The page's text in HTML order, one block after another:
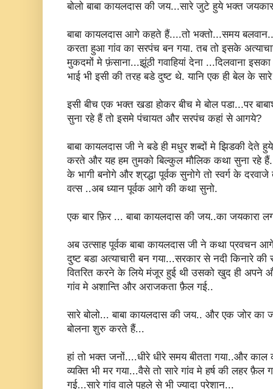
बोलो बाबा कायलदास की जय...सारे जुटे हुये भक्त
बाबा कायलदास आगे कहते हैं....तो भक्तो...समय
करता हुआ गांव का सरपंच बन गया. तब तो इसके
मुकदमों मे फ़ंसाना...झूंठी गवाहियां देना ...दिलवाना
भाई भी इसी की तरह बडे दुष्ट थे. यानि एक ही बेल के
इसी बीच एक भक्त खडा होकर बीच मे बोल पडा...पर
सुना रहे हैं तो इसमे पंचायत और सरपंच कहां से आगये?
बाबा कायलदास जी ने बडे ही मधुर शब्दों मे झिडकी देते
करते और यह हम तुमको बिल्कुल मौलिक कथा सुना रहे
के भागी बनोगे और श्रद्धा पूर्वक सुनोगे तो स्वर्ग के
वत्स ..अब ध्यान पूर्वक आगे की कथा सुनो.
एक बार फ़िर ... बाबा कायलदास की जय..का जयकारा
अब उत्साह पूर्वक बाबा कायलदास जी ने कथा प्रवचन
दुष्ट बडा अत्याचारी बन गया...सरकार से नदी किनारे की
वितरित करने के लिये मंजूर हुई थी उसको खुद ही अपने
गांव मे अशान्ति और अराजकता फ़ैल गई..
सारे बोलो... बाबा कायलदास की जय.. और एक जोर का
बोलना शुरु करते हैं...
हां तो भक्त जनों....धीरे धीरे समय बीतता गया..और काल
व्यक्ति भी मर गया...वैसे तो सारे गांव मे हर्ष की लहर
गई...सारे गांव वाले पहले से भी ज्यादा परेशान...